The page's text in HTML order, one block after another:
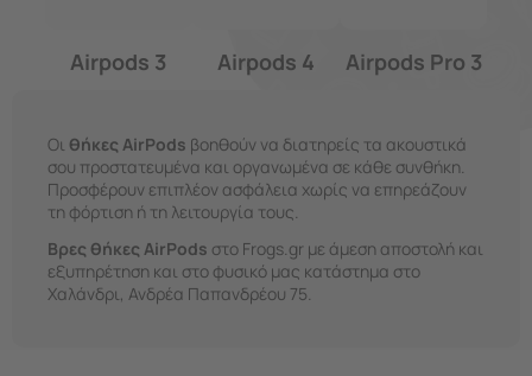
Airpods 3 Airpods 4 Airpods Pro 3
Οι θήκες AirPods βοηθούν να διατηρείς τα ακουστικά
σου προστατευμένα και οργανωμένα σε κάθε συνθήκη.
Προσφέρουν επιπλέον ασφάλεια χωρίς να επηρεάζουν
τη φόρτιση ή τη λειτουργία τους.
Βρες θήκες AirPods στο Frogs.gr με άμεση αποστολή και
εξυπηρέτηση και στο φυσικό μας κατάστημα στο
Χαλάνδρι, Ανδρέα Παπανδρέου 75.